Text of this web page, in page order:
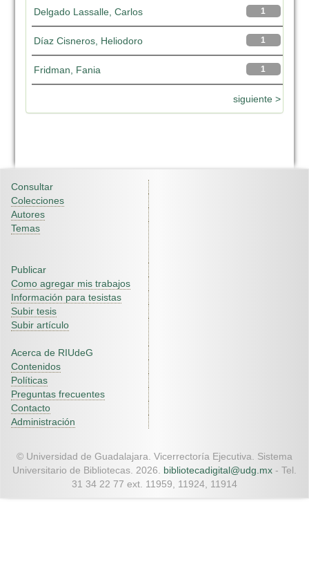
1
Delgado Lassalle, Carlos
1
Díaz Cisneros, Heliodoro
1
Fridman, Fania
siguiente >
Consultar
Colecciones
Autores
Temas
Publicar
Como agregar mis trabajos
Información para tesistas
Subir tesis
Subir artículo
Acerca de RIUdeG
Contenidos
Políticas
Preguntas frecuentes
Contacto
Administración
© Universidad de Guadalajara. Vicerrectoría Ejecutiva. Sistema
Universitario de Bibliotecas. 2026. bibliotecadigital@udg.mx - Tel.
31 34 22 77 ext. 11959, 11924, 11914